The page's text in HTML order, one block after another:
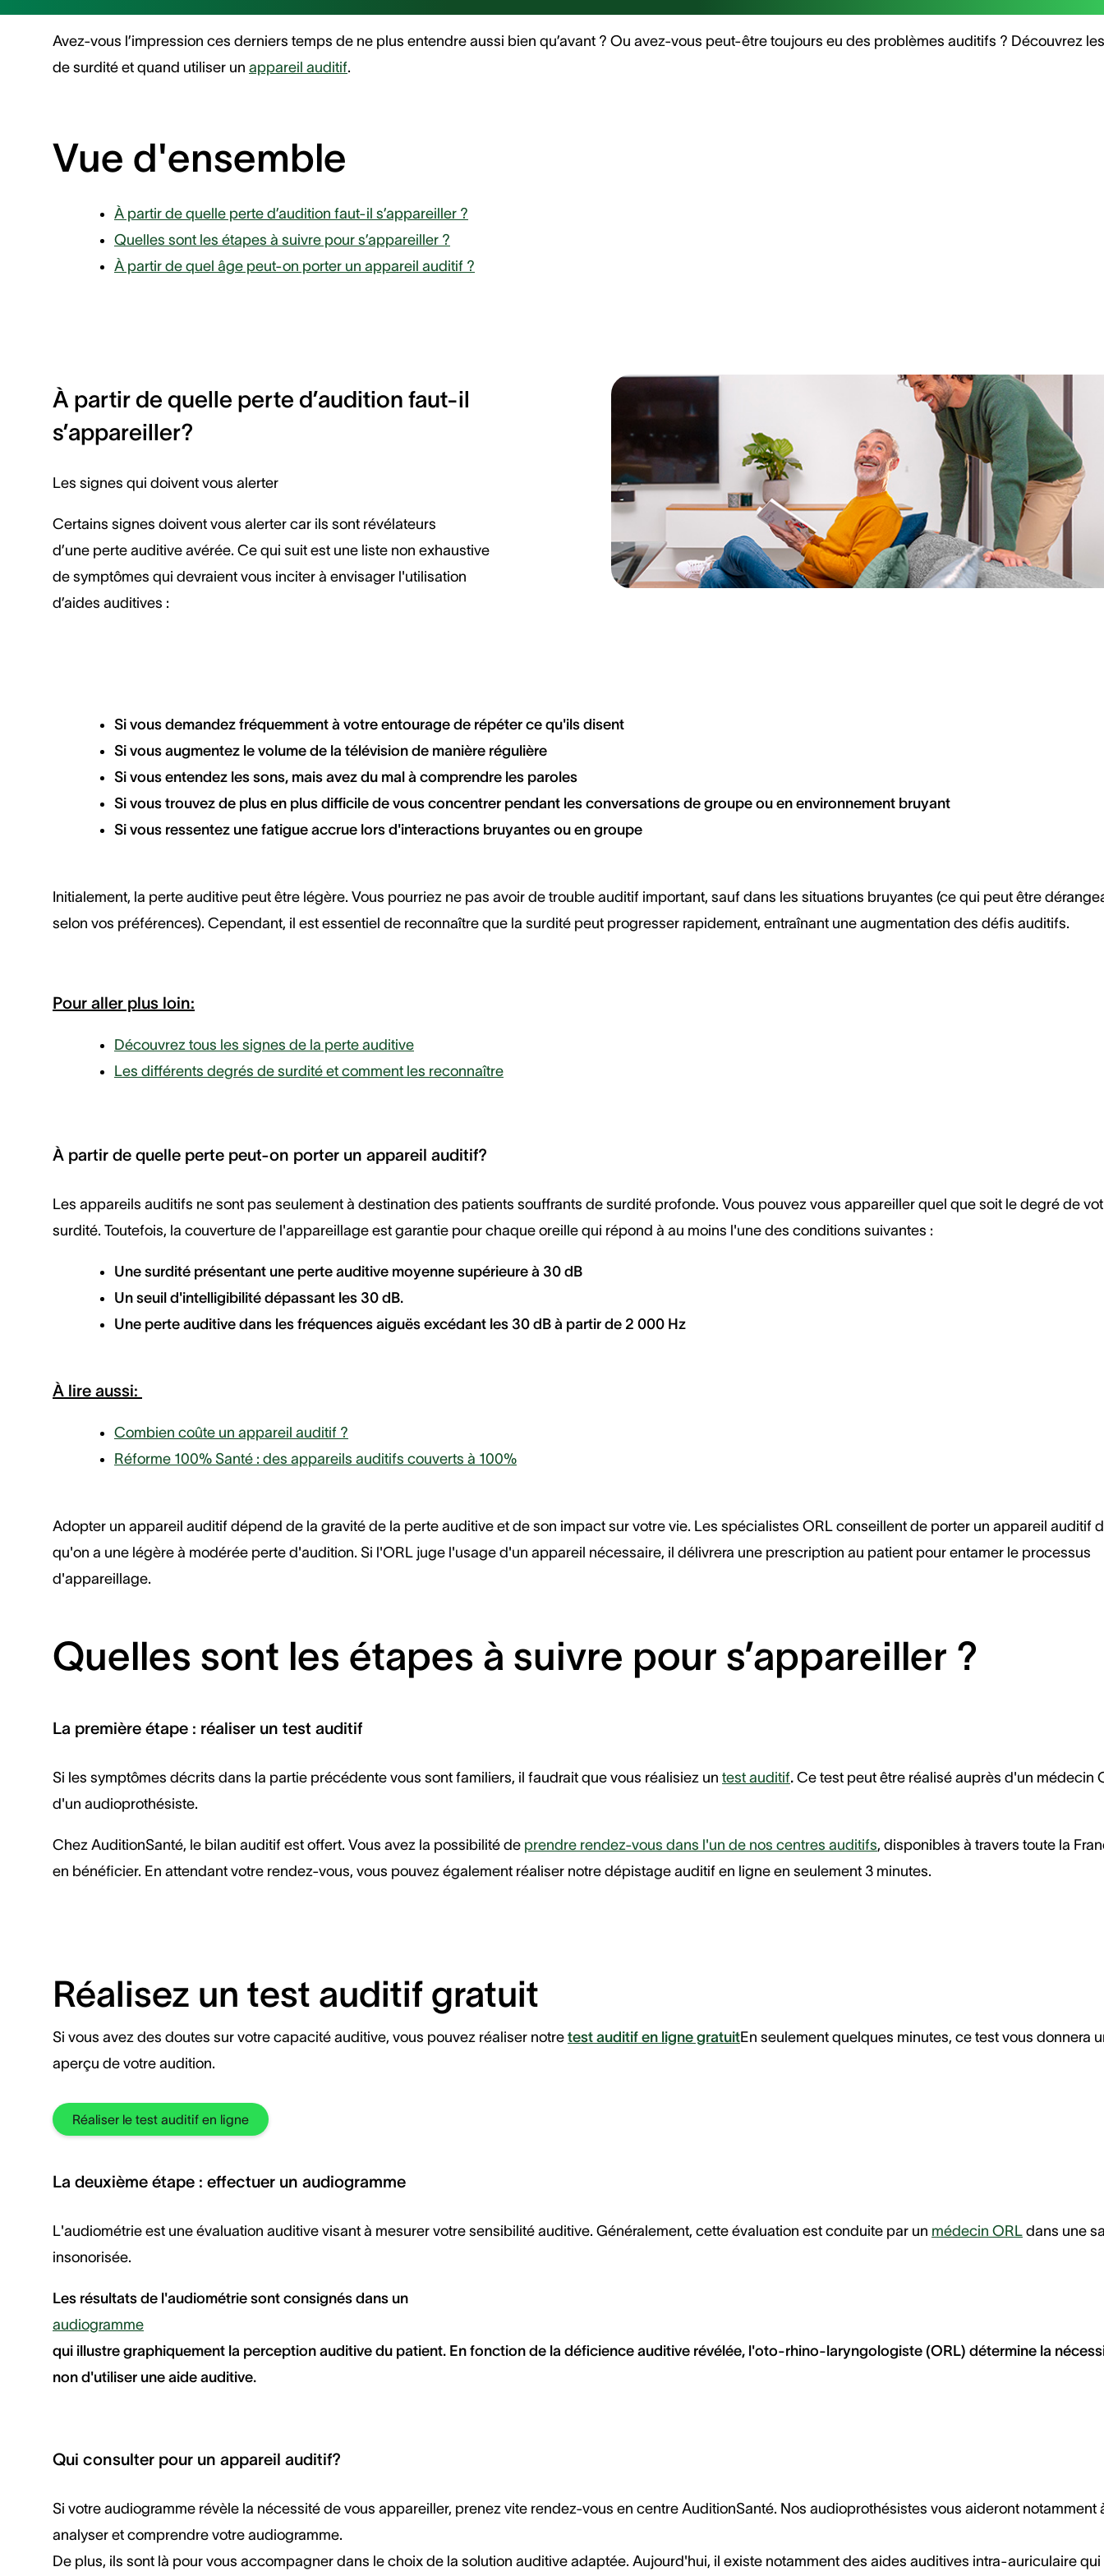
Avez-vous l’impression ces derniers temps de ne plus entendre aussi bien qu’avant ? Ou avez-vous peut-être toujours eu des problèmes auditifs ? Découvrez
de surdité et quand utiliser un appareil auditif.
Vue d'ensemble
À partir de quelle perte d’audition faut-il s’appareiller ?
Quelles sont les étapes à suivre pour s’appareiller ?
À partir de quel âge peut-on porter un appareil auditif ?
À partir de quelle perte d’audition faut-il
s’appareiller?
Les signes qui doivent vous alerter
Certains signes doivent vous alerter car ils sont révélateurs
d’une perte auditive avérée. Ce qui suit est une liste non exhaustive
de symptômes qui devraient vous inciter à envisager l'utilisation
d’aides auditives :
Si vous demandez fréquemment à votre entourage de répéter ce qu'ils disent
Si vous augmentez le volume de la télévision de manière régulière
Si vous entendez les sons, mais avez du mal à comprendre les paroles
Si vous trouvez de plus en plus difficile de vous concentrer pendant les conversations de groupe ou en environnement bruyant
Si vous ressentez une fatigue accrue lors d'interactions bruyantes ou en groupe
Initialement, la perte auditive peut être légère. Vous pourriez ne pas avoir de trouble auditif important, sauf dans les situations bruyantes (ce qui peut être
selon vos préférences). Cependant, il est essentiel de reconnaître que la surdité peut progresser rapidement, entraînant une augmentation des défis auditifs.
Pour aller plus loin:
Découvrez tous les signes de la perte auditive
Les différents degrés de surdité et comment les reconnaître
À partir de quelle perte peut-on porter un appareil auditif?
Les appareils auditifs ne sont pas seulement à destination des patients souffrants de surdité profonde. Vous pouvez vous appareiller quel que soit le degré de
surdité. Toutefois, la couverture de l'appareillage est garantie pour chaque oreille qui répond à au moins l'une des conditions suivantes :
Une surdité présentant une perte auditive moyenne supérieure à 30 dB
Un seuil d'intelligibilité dépassant les 30 dB.
Une perte auditive dans les fréquences aiguës excédant les 30 dB à partir de 2 000 Hz
À lire aussi:
Combien coûte un appareil auditif ?
Réforme 100% Santé : des appareils auditifs couverts à 100%
Adopter un appareil auditif dépend de la gravité de la perte auditive et de son impact sur votre vie. Les spécialistes ORL conseillent de porter un appareil auditif
qu'on a une légère à modérée perte d'audition. Si l'ORL juge l'usage d'un appareil nécessaire, il délivrera une prescription au patient pour entamer le processus
d'appareillage.
Quelles sont les étapes à suivre pour s’appareiller ?
La première étape : réaliser un test auditif
Si les symptômes décrits dans la partie précédente vous sont familiers, il faudrait que vous réalisiez un test auditif. Ce test peut être réalisé auprès d'un médecin
d'un audioprothésiste.
Chez AuditionSanté, le bilan auditif est offert. Vous avez la possibilité de prendre rendez-vous dans l'un de nos centres auditifs, disponibles à travers toute la
en bénéficier. En attendant votre rendez-vous, vous pouvez également réaliser notre dépistage auditif en ligne en seulement 3 minutes.
Réalisez un test auditif gratuit
Si vous avez des doutes sur votre capacité auditive, vous pouvez réaliser notre test auditif en ligne gratuitEn seulement quelques minutes, ce test vous donnera
aperçu de votre audition.
Réaliser le test auditif en ligne
La deuxième étape : effectuer un audiogramme
L'audiométrie est une évaluation auditive visant à mesurer votre sensibilité auditive. Généralement, cette évaluation est conduite par un médecin ORL dans une
insonorisée.
Les résultats de l'audiométrie sont consignés dans un
audiogramme
qui illustre graphiquement la perception auditive du patient. En fonction de la déficience auditive révélée, l'oto-rhino-laryngologiste (ORL) détermine la
non d'utiliser une aide auditive.
Qui consulter pour un appareil auditif?
Si votre audiogramme révèle la nécessité de vous appareiller, prenez vite rendez-vous en centre AuditionSanté. Nos audioprothésistes vous aideront notamment
analyser et comprendre votre audiogramme.
De plus, ils sont là pour vous accompagner dans le choix de la solution auditive adaptée. Aujourd'hui, il existe notamment des aides auditives intra-auriculaire qui